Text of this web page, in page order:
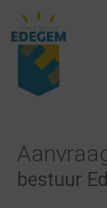
bestuur